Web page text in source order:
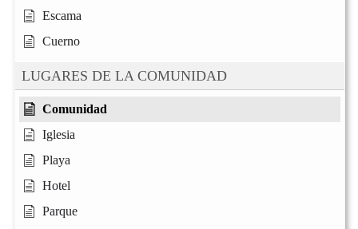
Escama
Cuerno
LUGARES DE LA COMUNIDAD
Comunidad
Iglesia
Playa
Hotel
Parque